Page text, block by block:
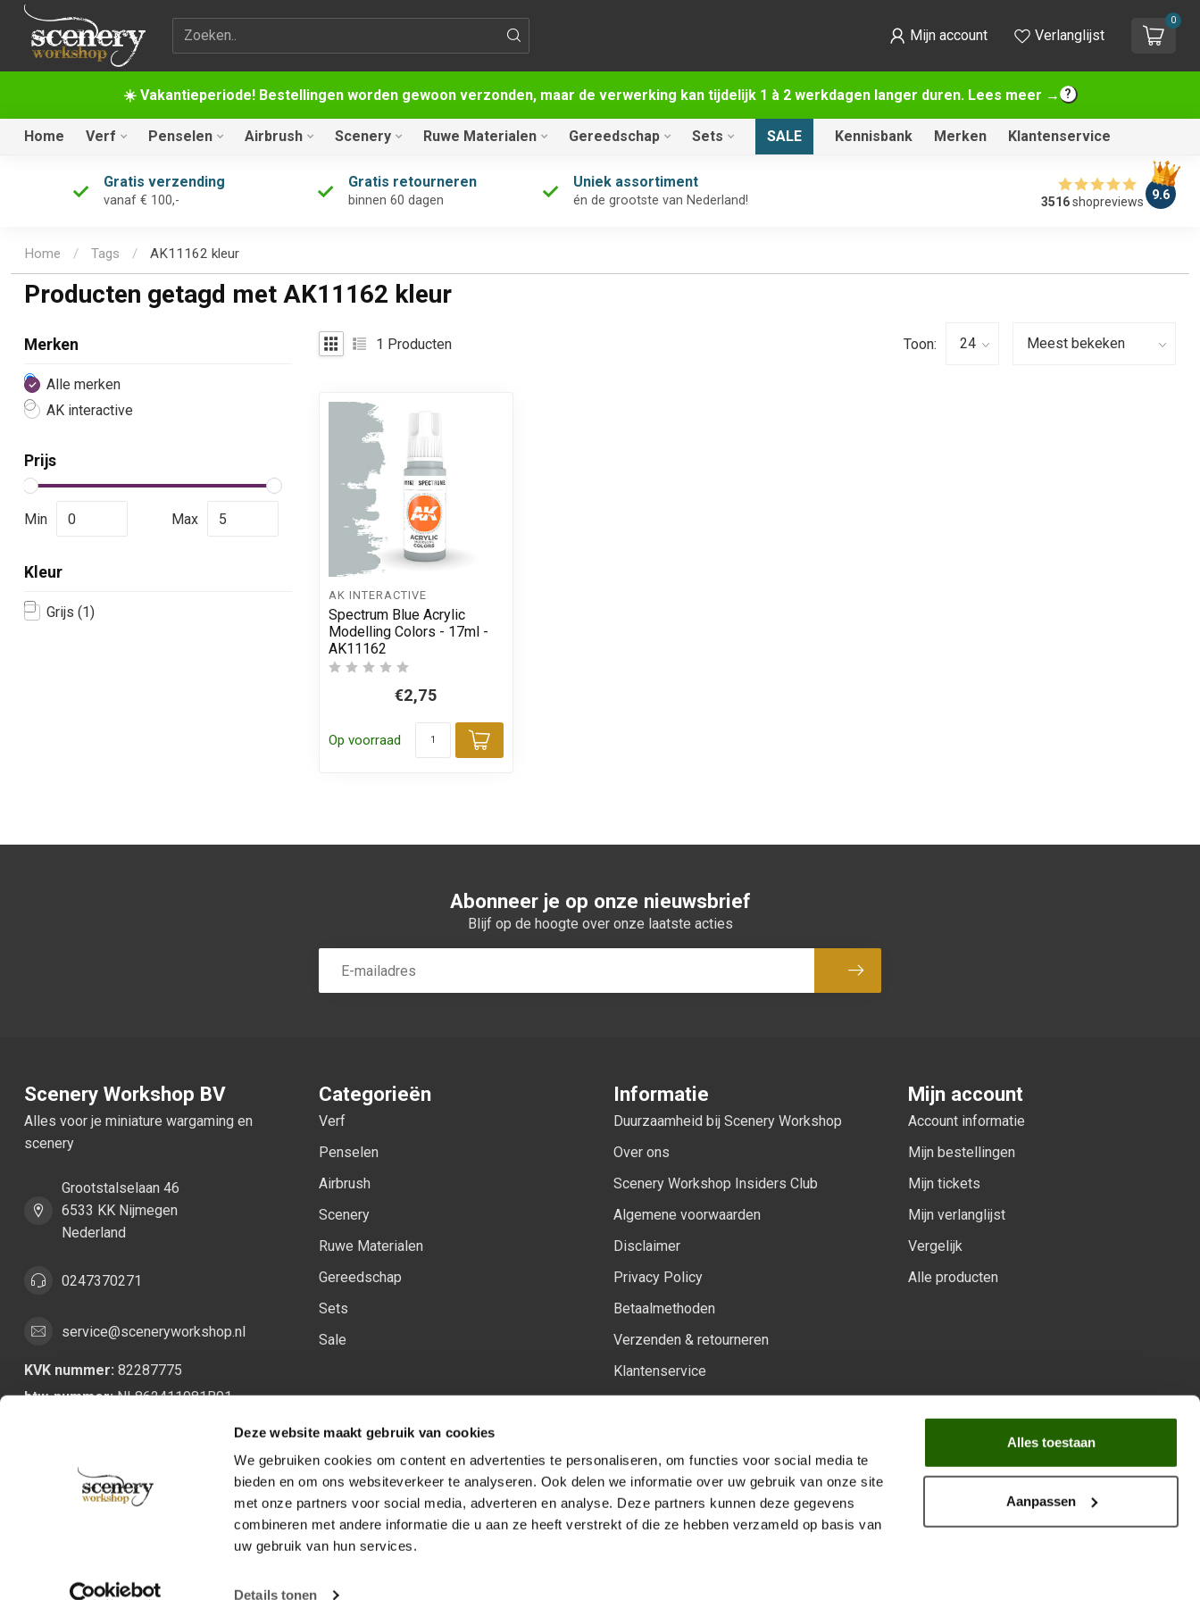
Deze website maakt gebruik van cookies
We gebruiken cookies om content en advertenties te personaliseren, om functies voor social media te
bieden en om ons websiteverkeer te analyseren. Ook delen we informatie over uw gebruik van onze site
met onze partners voor social media, adverteren en analyse. Deze partners kunnen deze gegevens
combineren met andere informatie die u aan ze heeft verstrekt of die ze hebben verzameld op basis van
uw gebruik van hun services.
Details tonen
Alles toestaan
Aanpassen
☀️ Vakantieperiode! Bestellingen worden gewoon verzonden, maar de verwerking kan tijdelijk 1 à 2 werkdagen langer duren. Lees meer →
Zoekterm Mijn account Verlanglijst
0
Home Verf Penselen Airbrush Scenery Ruwe Materialen Gereedschap Sets SALE Kennisbank Merken Klantenservice
Gratis verzending
vanaf € 100,-
Gratis retourneren
binnen 60 dagen
Uniek assortiment
én de grootste van Nederland! 3516shopreviews 9.6
Home / Tags / AK11162 kleur
Producten getagd met AK11162 kleur
Merken
Alle merken
AK interactive
Kleur
Grijs (1)
Prijs
Min Max
1 Producten Toon:
AK INTERACTIVE
Spectrum Blue Acrylic
Modelling Colors - 17ml -
AK11162
€2,75
Op voorraad
Toevoegen aan winkelwagen
Abonneer je op onze nieuwsbrief
Blijf op de hoogte over onze laatste acties
Abonneer
Scenery Workshop BV
Alles voor je miniature wargaming en
scenery
Grootstalselaan 46
6533 KK Nijmegen
Nederland
0247370271
service@sceneryworkshop.nl
KVK nummer: 82287775
btw-nummer:NL862411981B01
Categorieën
Verf
Penselen
Airbrush
Scenery
Ruwe Materialen
Gereedschap
Sets
Sale
Informatie
Duurzaamheid bij Scenery Workshop
Over ons
Scenery Workshop Insiders Club
Algemene voorwaarden
Disclaimer
Privacy Policy
Betaalmethoden
Verzenden & retourneren
Klantenservice
Mijn account
Account informatie
Mijn bestellingen
Mijn tickets
Mijn verlanglijst
Vergelijk
Alle producten
Volg ons op:
Facebook
YoutubeInstagram